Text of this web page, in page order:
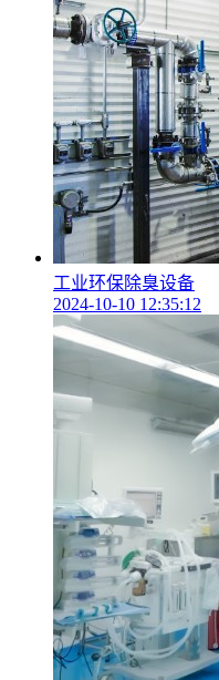
工业环保除臭设备
2024-10-10 12:35:12